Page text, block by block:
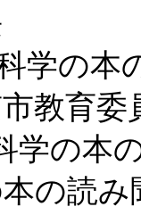
の魅
教育委
の読
の読み